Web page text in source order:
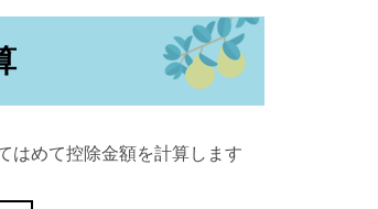
はめて控除金額を計算します